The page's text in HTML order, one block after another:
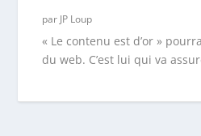
par JP Loup
« Le contenu est d’or »
du web. C’est lui qui va